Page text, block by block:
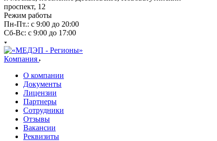
проспект, 12
Режим работы
Пн-Пт.: с 9:00 до 20:00
Cб-Вс: с 9:00 до 17:00
Компания
О компании
Документы
Лицензии
Партнеры
Сотрудники
Отзывы
Вакансии
Реквизиты